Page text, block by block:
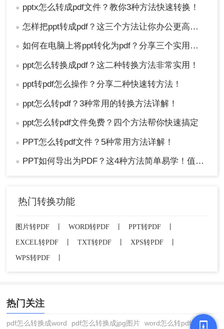
● pptx怎么转成pdf文件？教你3种方法快速转换！
● 怎样把ppt转成pdf？这三个方法让你办公更高效！
● 如何在电脑上将ppt转化为pdf？分享三个实用且易学的转换方法！
● ppt怎么转换成pdf？这二种转换方法非常实用！
● ppt转pdf怎么操作？分享二种快速转方法！
● ppt怎么转pdf？3种常用的转换方法详解！
● ppt怎么转pdf文件免费？四个方法帮你快速搞定
● PPT怎么转pdf文件？5种常用方法详解！
● PPT如何导出为PDF？这4种方法简单易学！值得收藏！
热门转换功能
图片转PDF WORD转PDF PPT转PDF
EXCEL转PDF
TXT转PDF XPS转PDF
WPS转PDF
热门关注
pdf怎么转换成word pdf怎么转换成jpg图片 word怎么转pdf